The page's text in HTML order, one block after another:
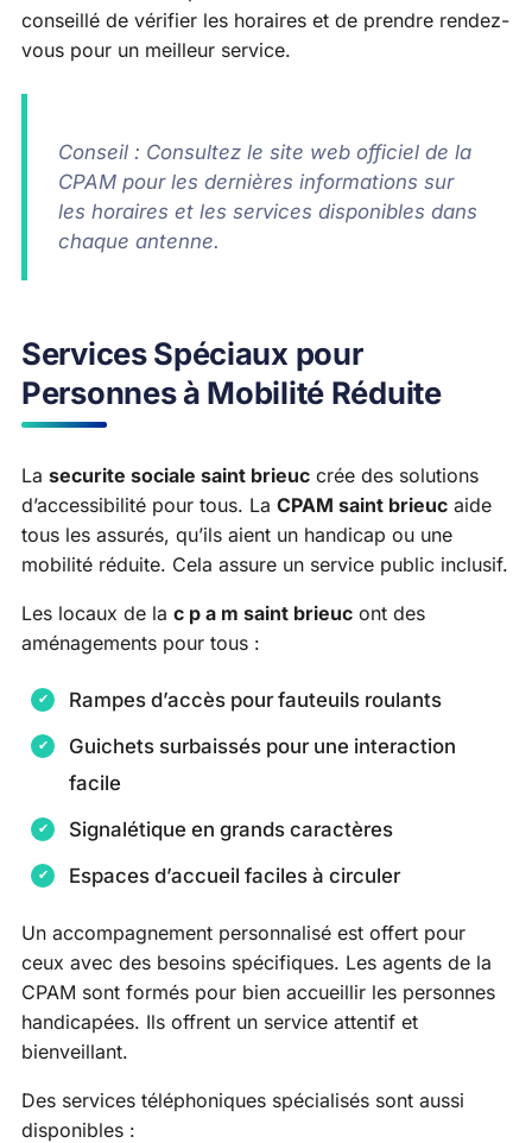
conseillé de vérifier les horaires et de prendre rendez-
vous pour un meilleur service.
Conseil : Consultez le site web officiel de la
CPAM pour les dernières informations sur
les horaires et les services disponibles dans
chaque antenne.
Services Spéciaux pour
Personnes à Mobilité Réduite
La securite sociale saint brieuc crée des solutions
d’accessibilité pour tous. La CPAM saint brieuc aide
tous les assurés, qu’ils aient un handicap ou une
mobilité réduite. Cela assure un service public inclusif.
Les locaux de la c p a m saint brieuc ont des
aménagements pour tous :
Rampes d’accès pour fauteuils roulants
Guichets surbaissés pour une interaction
facile
Signalétique en grands caractères
Espaces d’accueil faciles à circuler
Un accompagnement personnalisé est offert pour
ceux avec des besoins spécifiques. Les agents de la
CPAM sont formés pour bien accueillir les personnes
handicapées. Ils offrent un service attentif et
bienveillant.
Des services téléphoniques spécialisés sont aussi
disponibles :